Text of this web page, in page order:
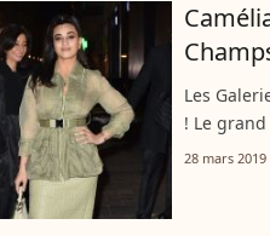
Les
! Le
mercredi
28 mars 2019